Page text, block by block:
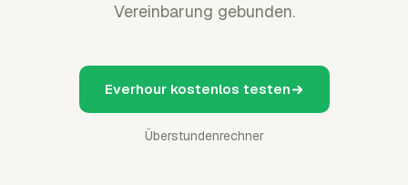
Vereinbarung gebunden.
Everhour kostenlos testen
Überstundenrechner